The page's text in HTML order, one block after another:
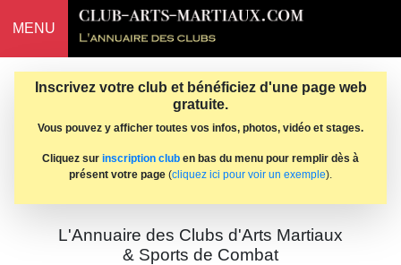
MENU
Inscrivez votre club et bénéficiez d'une page web
gratuite.
Vous pouvez y afficher toutes vos infos, photos, vidéo et stages.
Cliquez sur inscription club en bas du menu pour remplir dès à
présent votre page (cliquez ici pour voir un exemple).
L'Annuaire des Clubs d'Arts Martiaux
& Sports de Combat